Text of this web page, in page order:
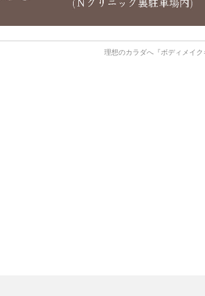
理想のカラダへ『ボディメイ